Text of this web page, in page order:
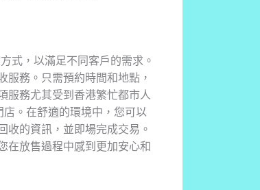
式，以滿足不同客戶的需求。
務。只需預約時間和地點，
服務尤其受到香港繁忙都市人
。在舒適的環境中，您可以
收的資訊，並即場完成交易。
在放售過程中感到更加安心和